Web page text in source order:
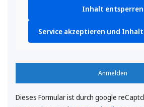
Inhalt entsperren
Service akzeptieren und
Anmelden
Dieses Formular ist durch google